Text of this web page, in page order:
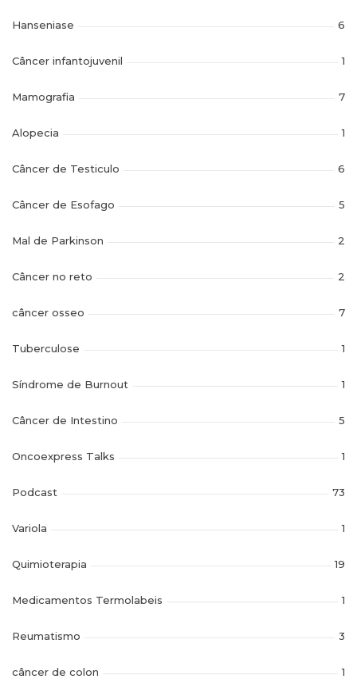
Hanseniase 6
Câncer infantojuvenil 1
Mamografia 7
Alopecia 1
Câncer de Testiculo 6
Câncer de Esofago 5
Mal de Parkinson 2
Câncer no reto 2
câncer osseo 7
Tuberculose 1
Síndrome de Burnout 1
Câncer de Intestino 5
Oncoexpress Talks 1
Podcast 73
Variola 1
Quimioterapia 19
Medicamentos Termolabeis 1
Reumatismo 3
câncer de colon 1